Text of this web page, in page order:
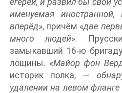
именуемая
вперёд», причём «две
много людей».
замыкавший 16-ю
лощины. «Майор фон
историк полка, —
удалении на левом фланге